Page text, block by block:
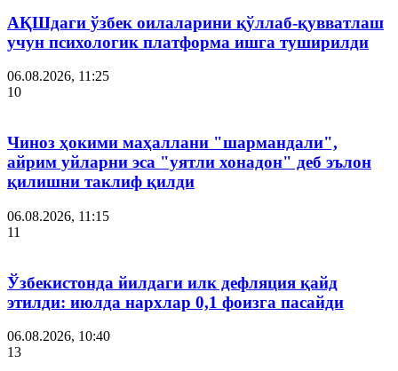
АҚШдаги ўзбек оилаларини қўллаб-қувватлаш
учун психологик платформа ишга туширилди
06.08.2026, 11:25
10
Чиноз ҳокими маҳаллани "шармандали",
айрим уйларни эса "уятли хонадон" деб эълон
қилишни таклиф қилди
06.08.2026, 11:15
11
Ўзбекистонда йилдаги илк дефляция қайд
этилди: июлда нархлар 0,1 фоизга пасайди
06.08.2026, 10:40
13